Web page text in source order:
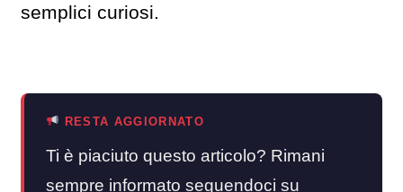
semplici curiosi.
RESTA AGGIORNATO
Ti è piaciuto questo articolo? Rimani
sempre informato seguendoci su